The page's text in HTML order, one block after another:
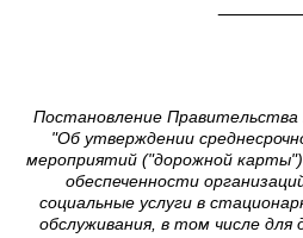
Постановление Правительства
"Об утверждении
мероприятий ("дорожной
обеспеченности
социальные услуги в
обслуживания, в том числе